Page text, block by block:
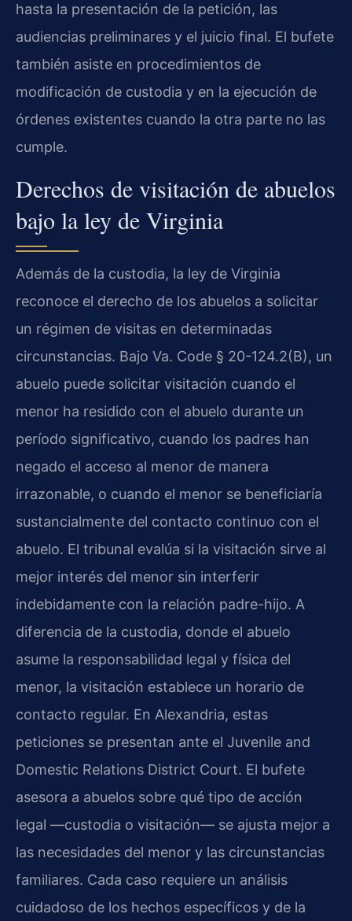
hasta la presentación de la petición, las
audiencias preliminares y el juicio final. El bufete
también asiste en procedimientos de
modificación de custodia y en la ejecución de
órdenes existentes cuando la otra parte no las
cumple.
Derechos de visitación de abuelos
bajo la ley de Virginia
Además de la custodia, la ley de Virginia
reconoce el derecho de los abuelos a solicitar
un régimen de visitas en determinadas
circunstancias. Bajo Va. Code § 20-124.2(B), un
abuelo puede solicitar visitación cuando el
menor ha residido con el abuelo durante un
período significativo, cuando los padres han
negado el acceso al menor de manera
irrazonable, o cuando el menor se beneficiaría
sustancialmente del contacto continuo con el
abuelo. El tribunal evalúa si la visitación sirve al
mejor interés del menor sin interferir
indebidamente con la relación padre-hijo. A
diferencia de la custodia, donde el abuelo
asume la responsabilidad legal y física del
menor, la visitación establece un horario de
contacto regular. En Alexandria, estas
peticiones se presentan ante el Juvenile and
Domestic Relations District Court. El bufete
asesora a abuelos sobre qué tipo de acción
legal —custodia o visitación— se ajusta mejor a
las necesidades del menor y las circunstancias
familiares. Cada caso requiere un análisis
cuidadoso de los hechos específicos y de la